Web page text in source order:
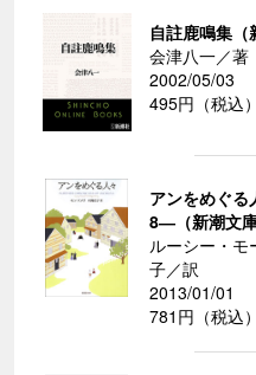
自註鹿鳴集（
会津八一／著
2002/05/03
495円（税込）
アンをめぐ
8―（新潮文庫
ルーシー・モ
子／訳
2013/01/01
781円（税込）